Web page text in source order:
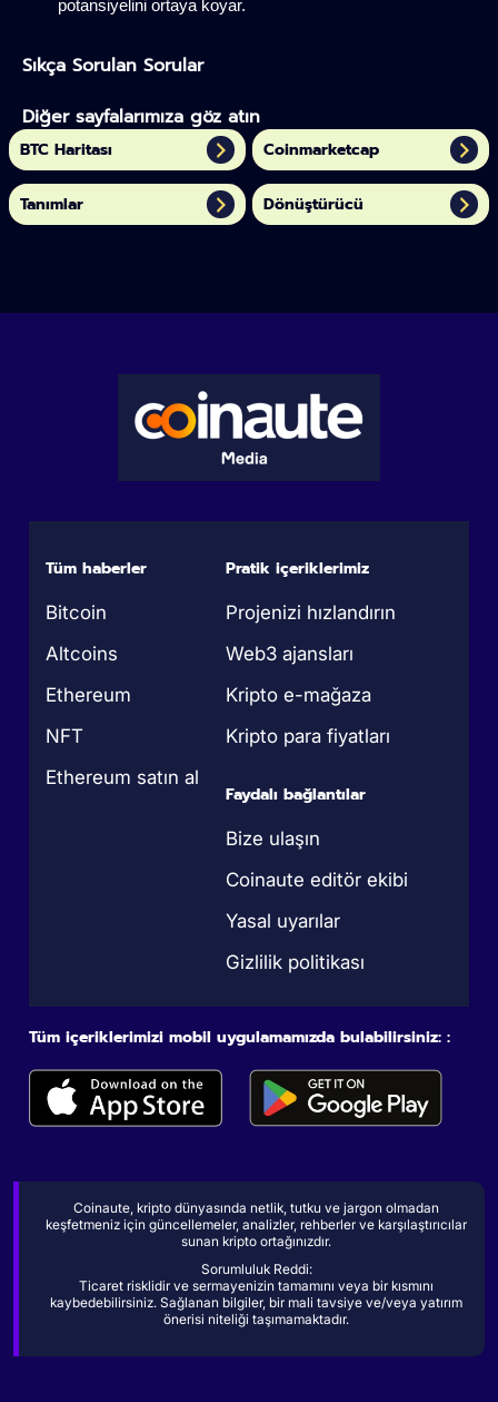
potansiyelini ortaya koyar.
Sıkça Sorulan Sorular
Diğer sayfalarımıza göz atın
BTC Haritası Coinmarketcap
Tanımlar Dönüştürücü
Tüm haberler
Bitcoin
Altcoins
Ethereum
NFT
Ethereum satın al
Pratik içeriklerimiz
Projenizi hızlandırın
Web3 ajansları
Kripto e-mağaza
Kripto para fiyatları
Faydalı bağlantılar
Bize ulaşın
Coinaute editör ekibi
Yasal uyarılar
Gizlilik politikası
Tüm içeriklerimizi mobil uygulamamızda bulabilirsiniz: :
Coinaute, kripto dünyasında netlik, tutku ve jargon olmadan
keşfetmeniz için güncellemeler, analizler, rehberler ve karşılaştırıcılar
sunan kripto ortağınızdır.
Sorumluluk Reddi:
Ticaret risklidir ve sermayenizin tamamını veya bir kısmını
kaybedebilirsiniz. Sağlanan bilgiler, bir mali tavsiye ve/veya yatırım
önerisi niteliği taşımamaktadır.